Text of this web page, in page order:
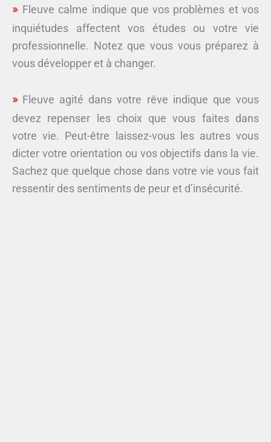
Fleuve calme indique que vos problèmes et vos
inquiétudes affectent vos études ou votre vie
professionnelle. Notez que vous vous préparez à
vous développer et à changer.
Fleuve agité dans votre rêve indique que vous
devez repenser les choix que vous faites dans
votre vie. Peut-être laissez-vous les autres vous
dicter votre orientation ou vos objectifs dans la vie.
Sachez que quelque chose dans votre vie vous fait
ressentir des sentiments de peur et d’insécurité.